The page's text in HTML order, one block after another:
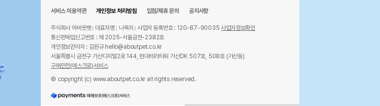
서비스 이용약관 개인정보 처리방침 입점/제휴 문의 공지사항
주식회사 어바웃펫 대표자명 : 나옥귀 사업자 등록번호 : 120-87-90035사업자정보확인
통신판매업신고번호 : 제 2025-서울금천-2382호
개인정보관리자 : 김원규 hello@aboutpet.co.kr
서울특별시 금천구 가산디지털2로 144, 현대테라타워 가산DK 507호, 508호 (가산동)
구매안전(에스크로)서비스
© copyright (c) www.aboutpet.co.kr all rights reserved.